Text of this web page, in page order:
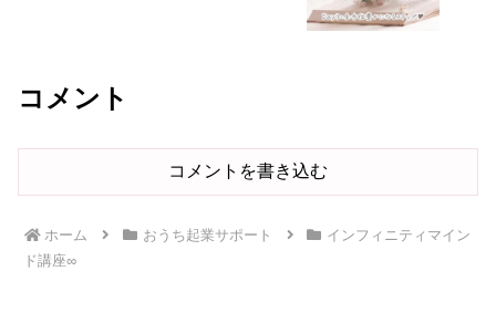
コメント
コメントを書き込む
ホーム おうち起業サポート
インフィニティマイン
ド講座∞